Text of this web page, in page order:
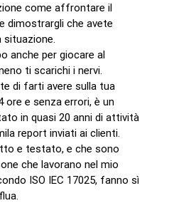
come affrontare il
dimostrargli che avete
anche per giocare al
ti scarichi i nervi.
di farti avere sulla tua
ore e senza errori, è un
in quasi 20 anni di attività
report inviati ai clienti.
e testato, e che sono
che lavorano nel mio
ISO IEC 17025, fanno sì